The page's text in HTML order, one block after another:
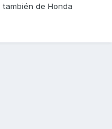
de Honda